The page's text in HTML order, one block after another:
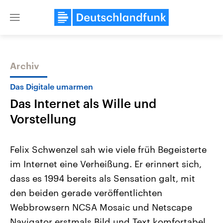
Close
Themen
Landtagswahl Sachsen-Anhalt
2026
Alle Informationen
Sachsen-Anhalt wählt am 6.
September 2026 einen neuen
Landtag. Seit 2021 wird das
Bundesland von einer Koalition aus
USA
Aktuelle Beiträge,
Hintergründe
Wirtschaftlich und
gehören die Vereinigten
den mächtigsten Ländern
mit großem Einfluss auf
Archiv
Das Digitale umarmen
Das Internet als Wille und
Vorstellung
Felix Schwenzel sah wie viele früh Begeisterte
im Internet eine Verheißung. Er erinnert sich,
dass es 1994 bereits als Sensation galt, mit
den beiden gerade veröffentlichten
Webbrowsern NCSA Mosaic und Netscape